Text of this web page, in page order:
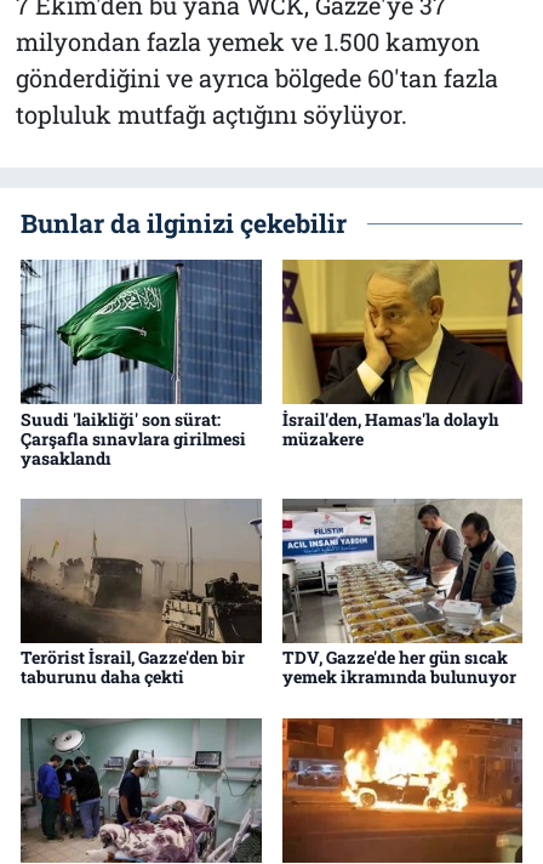
milyondan fazla yemek ve 1.500 kamyon
gönderdiğini ve ayrıca bölgede 60'tan fazla
topluluk mutfağı açtığını söylüyor.
Bunlar da ilginizi çekebilir
Suudi 'laikliği' son sürat:
Çarşafla sınavlara girilmesi
yasaklandı
İsrail'den, Hamas'la dolaylı
müzakere
Terörist İsrail, Gazze'den bir
taburunu daha çekti
TDV, Gazze'de her gün sıcak
yemek ikramında bulunuyor